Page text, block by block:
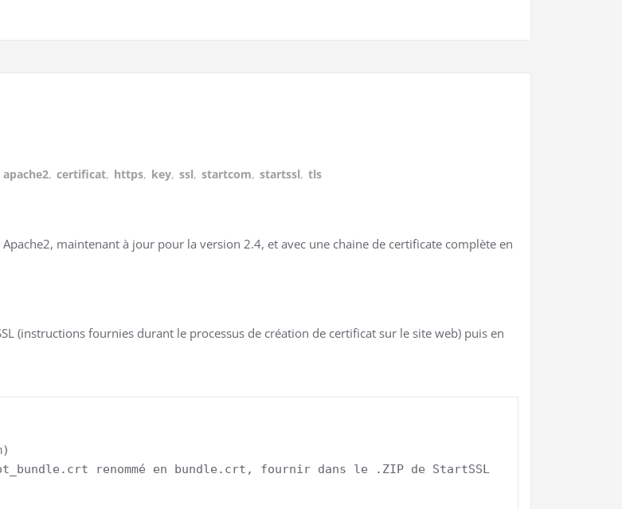
apache2, certificat, https, key, ssl, startcom, startssl, tls
maintenant à jour pour la version 2.4, et avec une chaine de certificate complète en
(instructions fournies durant le processus de création de certificat sur le site web) puis en
renommé en bundle.crt, fournir dans le .ZIP de StartSSL